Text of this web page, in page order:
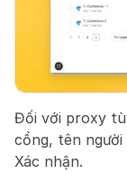
Đối với proxy
cổng, tên
Xác nhận.